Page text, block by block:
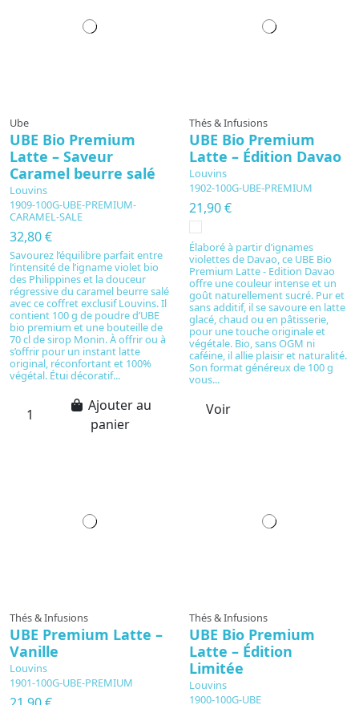
Ube
UBE Bio Premium
Latte – Saveur
Caramel beurre salé
Louvins
1909-100G-UBE-PREMIUM-
CARAMEL-SALE
32,80 €
Savourez l’équilibre parfait entre
l’intensité de l’igname violet bio
des Philippines et la douceur
régressive du caramel beurre salé
avec ce coffret exclusif Louvins. Il
contient 100 g de poudre d’UBE
bio premium et une bouteille de
70 cl de sirop Monin. À offrir ou à
s’offrir pour un instant latte
original, réconfortant et 100%
végétal. Étui décoratif...
Ajouter au
panier
Thés & Infusions
UBE Bio Premium
Latte – Édition Davao
Louvins
1902-100G-UBE-PREMIUM
21,90 €
Élaboré à partir d’ignames
violettes de Davao, ce UBE Bio
Premium Latte - Edition Davao
offre une couleur intense et un
goût naturellement sucré. Pur et
sans additif, il se savoure en latte
glacé, chaud ou en pâtisserie,
pour une touche originale et
végétale. Bio, sans OGM ni
caféine, il allie plaisir et naturalité.
Son format généreux de 100 g
vous...
Voir
Thés & Infusions
UBE Premium Latte –
Vanille
Louvins
1901-100G-UBE-PREMIUM
Thés & Infusions
UBE Bio Premium
Latte – Édition
Limitée
Louvins
1900-100G-UBE